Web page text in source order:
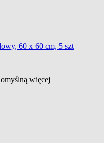
60 x 60 cm, 5 szt
więcej